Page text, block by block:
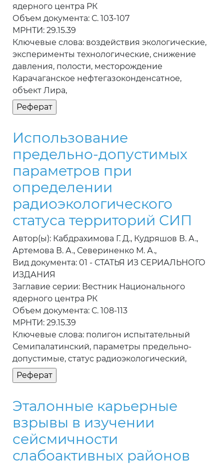
ядерного центра РК
Объем документа: С. 103-107
МРНТИ: 29.15.39
Ключевые слова: воздействия экологические,
эксперименты технологические, снижение
давления, полости, месторождение
Карачаганское нефтегазоконденсатное,
объект Лира,
Использование
предельно-допустимых
параметров при
определении
радиоэкологического
статуса территорий СИП
Автор(ы): Кабдрахимова Г. Д., Кудряшов В. А.,
Артемова В. А., Севериненко М. А.,
Вид документа: 01 - СТАТЬЯ ИЗ СЕРИАЛЬНОГО
ИЗДАНИЯ
Заглавие серии: Вестник Национального
ядерного центра РК
Объем документа: С. 108-113
МРНТИ: 29.15.39
Ключевые слова: полигон испытательный
Семипалатинский, параметры предельно-
допустимые, статус радиоэкологический,
Эталонные карьерные
взрывы в изучении
сейсмичности
слабоактивных районов